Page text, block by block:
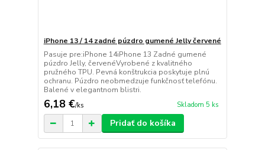
iPhone 13 / 14 zadné púzdro gumené Jelly červené
Pasuje pre:iPhone 14iPhone 13 Zadné gumené
púzdro Jelly, červenéVyrobené z kvalitného
pružného TPU. Pevná konštrukcia poskytuje plnú
ochranu. Púzdro neobmedzuje funkčnosť telefónu.
Balené v elegantnom blistri.
6,18 €/ks Skladom 5 ks
Pridať do košíka